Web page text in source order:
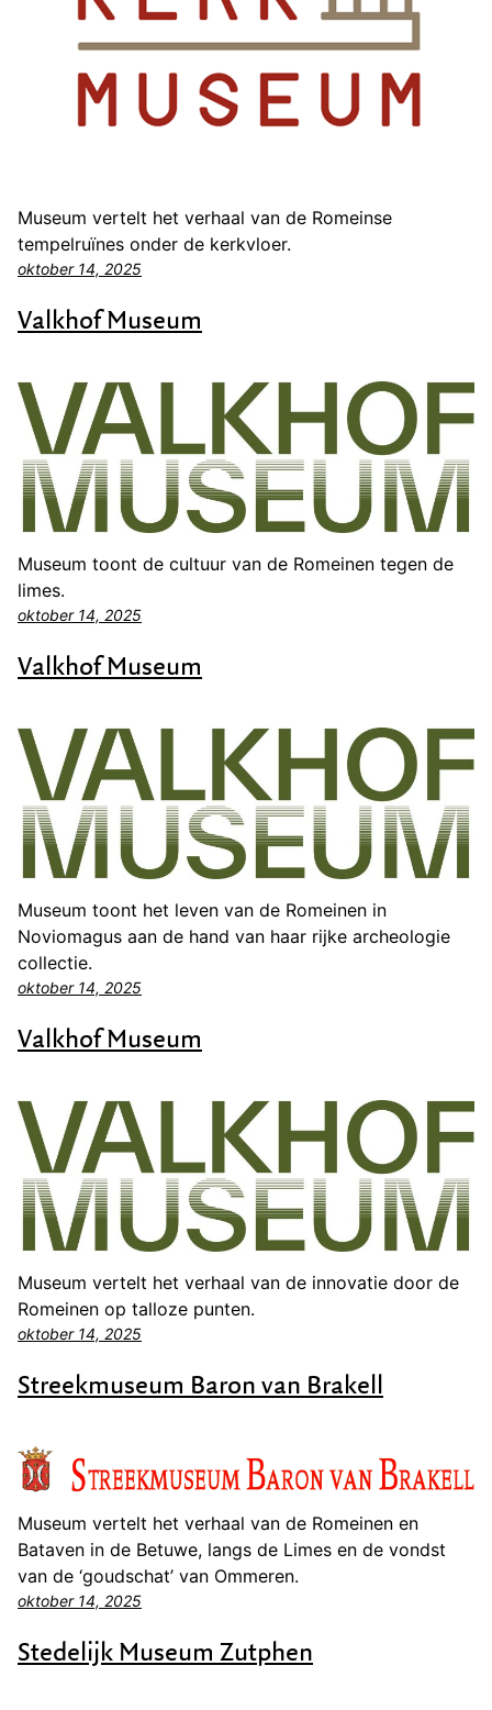
Museum vertelt het verhaal van de Romeinse
tempelruïnes onder de kerkvloer.
oktober 14, 2025
Valkhof Museum
Museum toont de cultuur van de Romeinen tegen de
limes.
oktober 14, 2025
Valkhof Museum
Museum toont het leven van de Romeinen in
Noviomagus aan de hand van haar rijke archeologie
collectie.
oktober 14, 2025
Valkhof Museum
Museum vertelt het verhaal van de innovatie door de
Romeinen op talloze punten.
oktober 14, 2025
Streekmuseum Baron van Brakell
Museum vertelt het verhaal van de Romeinen en
Bataven in de Betuwe, langs de Limes en de vondst
van de ‘goudschat’ van Ommeren.
oktober 14, 2025
Stedelijk Museum Zutphen